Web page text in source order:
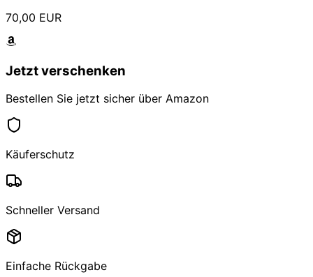
70,00 EUR
Jetzt verschenken
Bestellen Sie jetzt sicher über Amazon
Käuferschutz
Schneller Versand
Einfache Rückgabe